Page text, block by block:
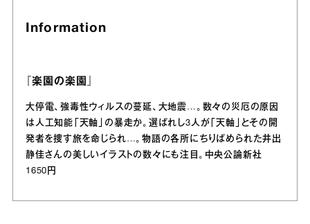
Information
『楽園の楽園』
大停電、強毒性ウィルスの蔓延、大地震…。数々の災厄の原因
は人工知能「天軸」の暴走か。選ばれし3人が「天軸」とその開
発者を捜す旅を命じられ…。物語の各所にちりばめられた井出
静佳さんの美しいイラストの数々にも注目。中央公論新社
1650円